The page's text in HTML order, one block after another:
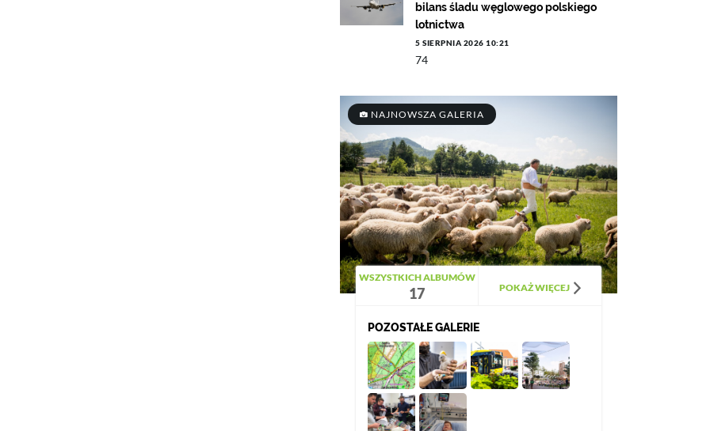
bilans śladu węglowego polskiego
lotnictwa
5 SIERPNIA 2026 10:21
74
NAJNOWSZA GALERIA
WSZYSTKICH ALBUMÓW
17 POKAŻ WIĘCEJ
POZOSTAŁE GALERIE